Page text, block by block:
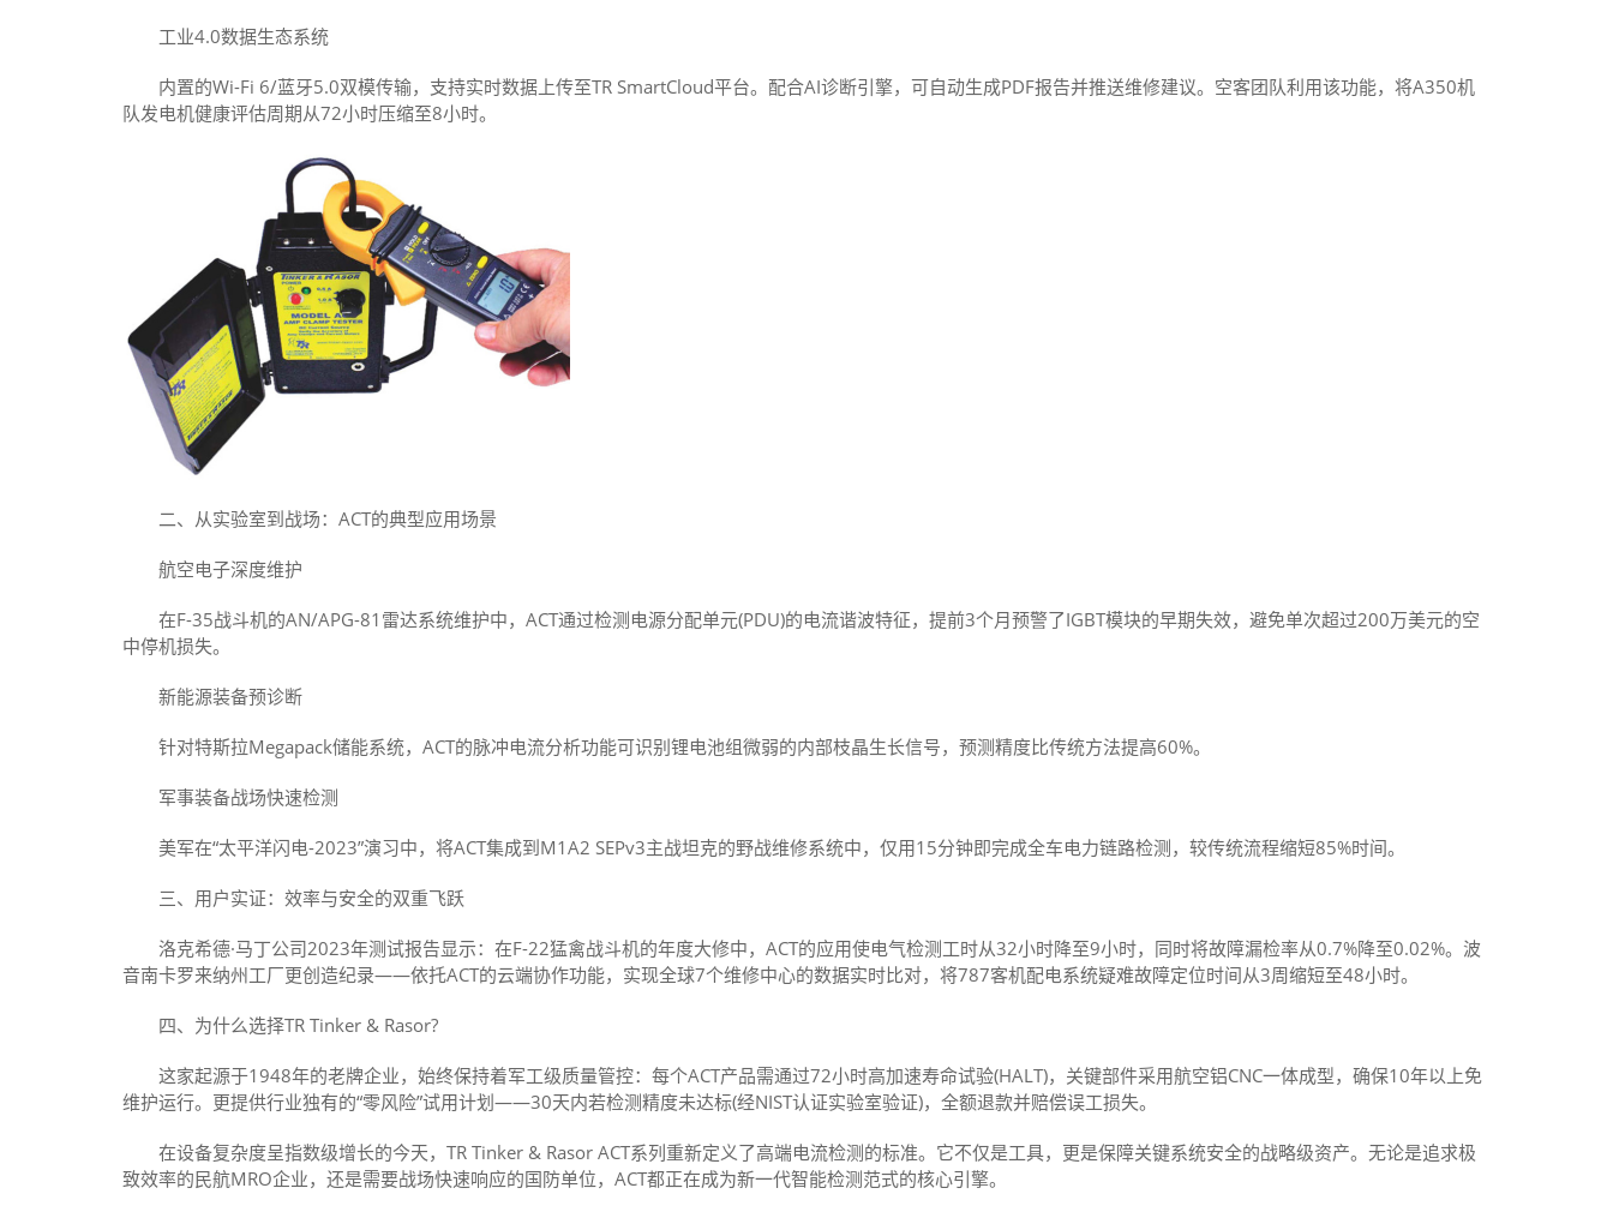
工业4.0数据生态系统
内置的Wi-Fi 6/蓝牙5.0双模传输，支持实时数据上传至TR SmartCloud平台。配合AI诊断引擎，可自动生成PDF报告并推送维修建议。空客团队利用该功能，将A350机
队发电机健康评估周期从72小时压缩至8小时。
二、从实验室到战场：ACT的典型应用场景
航空电子深度维护
在F-35战斗机的AN/APG-81雷达系统维护中，ACT通过检测电源分配单元(PDU)的电流谐波特征，提前3个月预警了IGBT模块的早期失效，避免单次超过200万美元的空
中停机损失。
新能源装备预诊断
针对特斯拉Megapack储能系统，ACT的脉冲电流分析功能可识别锂电池组微弱的内部枝晶生长信号，预测精度比传统方法提高60%。
军事装备战场快速检测
美军在“太平洋闪电-2023”演习中，将ACT集成到M1A2 SEPv3主战坦克的野战维修系统中，仅用15分钟即完成全车电力链路检测，较传统流程缩短85%时间。
三、用户实证：效率与安全的双重飞跃
洛克希德·马丁公司2023年测试报告显示：在F-22猛禽战斗机的年度大修中，ACT的应用使电气检测工时从32小时降至9小时，同时将故障漏检率从0.7%降至0.02%。波
音南卡罗来纳州工厂更创造纪录——依托ACT的云端协作功能，实现全球7个维修中心的数据实时比对，将787客机配电系统疑难故障定位时间从3周缩短至48小时。
四、为什么选择TR Tinker & Rasor?
这家起源于1948年的老牌企业，始终保持着军工级质量管控：每个ACT产品需通过72小时高加速寿命试验(HALT)，关键部件采用航空铝CNC一体成型，确保10年以上免
维护运行。更提供行业独有的“零风险”试用计划——30天内若检测精度未达标(经NIST认证实验室验证)，全额退款并赔偿误工损失。
在设备复杂度呈指数级增长的今天，TR Tinker & Rasor ACT系列重新定义了高端电流检测的标准。它不仅是工具，更是保障关键系统安全的战略级资产。无论是追求极
致效率的民航MRO企业，还是需要战场快速响应的国防单位，ACT都正在成为新一代智能检测范式的核心引擎。